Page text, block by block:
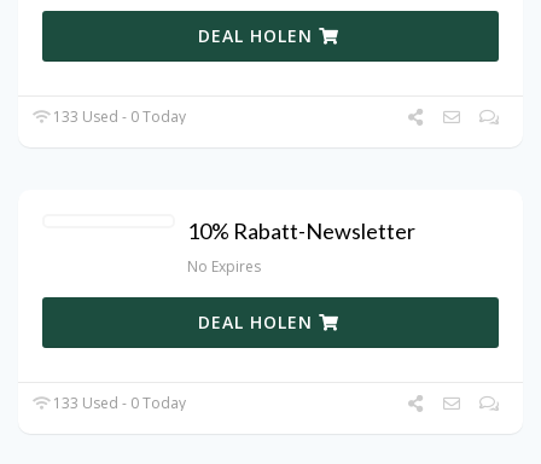
DEAL HOLEN
133 Used - 0 Today
10% Rabatt-Newsletter
No Expires
DEAL HOLEN
133 Used - 0 Today